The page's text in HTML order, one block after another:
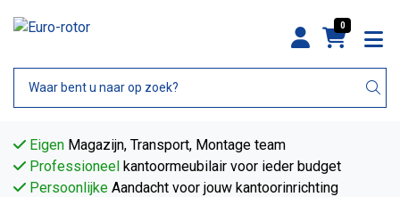
0
Eigen Magazijn, Transport, Montage team
Professioneel kantoormeubilair voor ieder budget
Persoonlijke Aandacht voor jouw kantoorinrichting